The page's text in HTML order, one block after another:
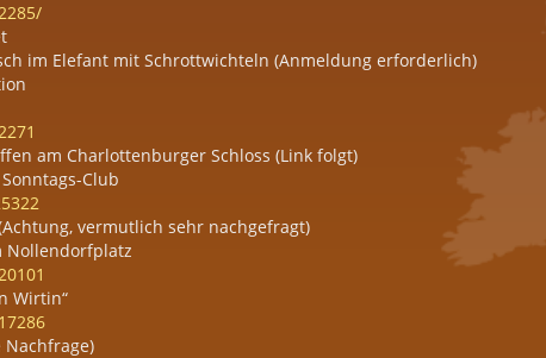
im Elefant mit Schrottwichteln (Anmeldung erforderlich)
am Charlottenburger Schloss (Link folgt)
Club
vermutlich sehr nachgefragt)
Nollendorfplatz
Wirtin“
Nachfrage)